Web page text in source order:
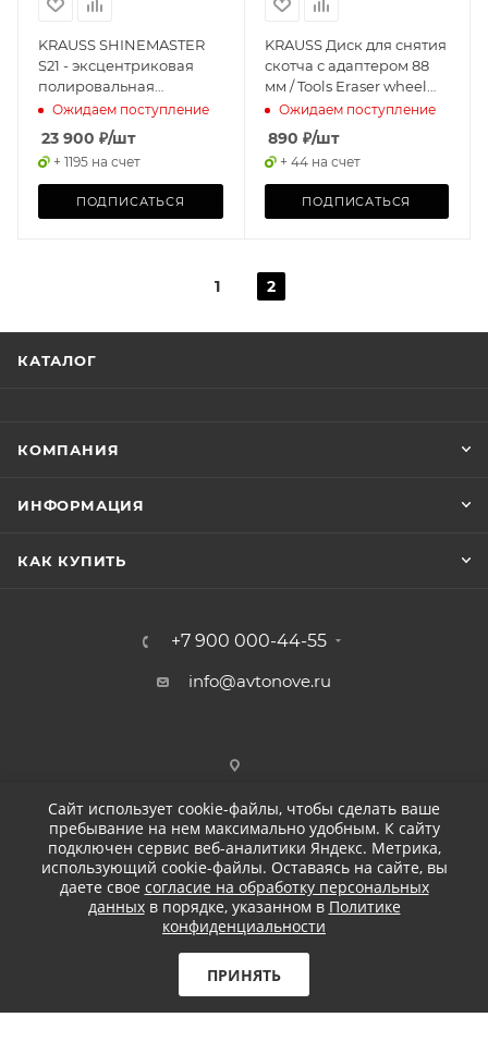
KRAUSS SHINEMASTER
S21 - эксцентриковая
полировальная
машинка
Ожидаем поступление
23 900 ₽/шт
+ 1195 на счет
ПОДПИСАТЬСЯ
KRAUSS Диск для снятия
скотча с адаптером 88
мм / Tools Eraser wheel
Ø88mm
Ожидаем поступление
890 ₽/шт
+ 44 на счет
ПОДПИСАТЬСЯ
1 2
Бесплатная доставка
при заказе от 5 000
КАТАЛОГ
КОМПАНИЯ
ИНФОРМАЦИЯ
КАК КУПИТЬ
+7 900 000-44-55
info@avtonove.ru
2026 © ДЕТЕЙЛИНГ-МАРКЕТ АВТОНОВЬЕ
Сайт использует cookie-файлы, чтобы сделать ваше
пребывание на нем максимально удобным. К cайту
подключен сервис веб-аналитики Яндекс. Метрика,
использующий cookie-файлы. Оставаясь на сайте, вы
даете свое согласие на обработку персональных
данныхв порядке, указанном в Политике
конфиденциальности
ПРИНЯТЬ